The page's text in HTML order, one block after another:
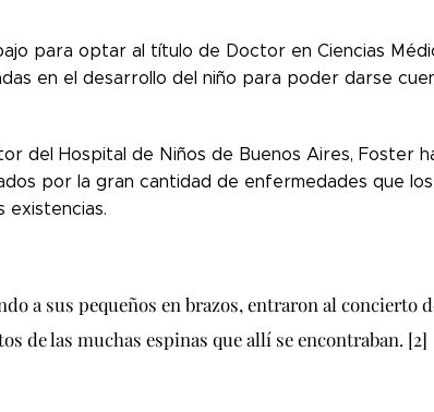
para optar al título de Doctor en Ciencias
en el desarrollo del niño para poder darse
del Hospital de Niños de Buenos Aires, Foster
por la gran cantidad de enfermedades que
existencias.
a sus pequeños en brazos, entraron al concierto
de las muchas espinas que allí se encontraban. [2]